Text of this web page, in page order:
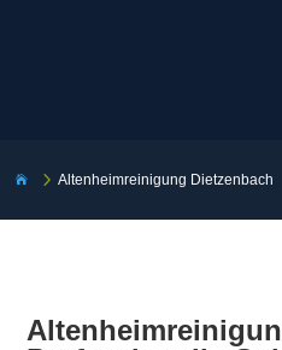
 5Altenheimreinigung Dietzenbach